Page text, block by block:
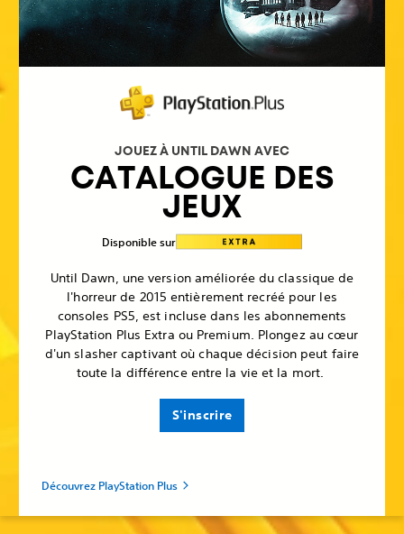
JOUEZ À UNTIL DAWN AVEC
CATALOGUE DES
JEUX
Disponible sur
Until Dawn, une version améliorée du classique de
l'horreur de 2015 entièrement recréé pour les
consoles PS5, est incluse dans les abonnements
PlayStation Plus Extra ou Premium. Plongez au cœur
d'un slasher captivant où chaque décision peut faire
toute la différence entre la vie et la mort.
S'inscrire
Découvrez PlayStation Plus